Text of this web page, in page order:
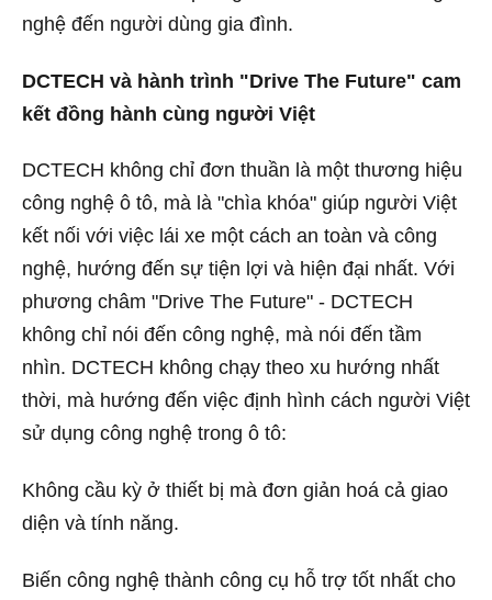
nghệ đến người dùng gia đình.
DCTECH và hành trình "Drive The Future" cam
kết đồng hành cùng người Việt
DCTECH không chỉ đơn thuần là một thương hiệu
công nghệ ô tô, mà là "chìa khóa" giúp người Việt
kết nối với việc lái xe một cách an toàn và công
nghệ, hướng đến sự tiện lợi và hiện đại nhất. Với
phương châm "Drive The Future" - DCTECH
không chỉ nói đến công nghệ, mà nói đến tầm
nhìn. DCTECH không chạy theo xu hướng nhất
thời, mà hướng đến việc định hình cách người Việt
sử dụng công nghệ trong ô tô:
Không cầu kỳ ở thiết bị mà đơn giản hoá cả giao
diện và tính năng.
Biến công nghệ thành công cụ hỗ trợ tốt nhất cho